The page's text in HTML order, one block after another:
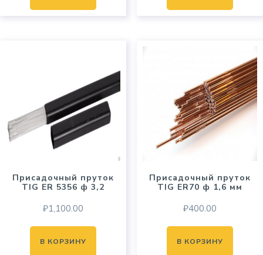
Присадочный пруток
TIG ER 5356 ф 3,2
₽1,100.00
В КОРЗИНУ
Присадочный пруток
TIG ER70 ф 1,6 мм
₽400.00
В КОРЗИНУ